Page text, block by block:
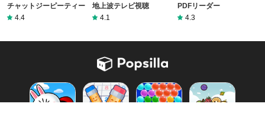
チャットジーピーティー
4.4
地上波テレビ視聴
4.1
PDFリーダー
4.3